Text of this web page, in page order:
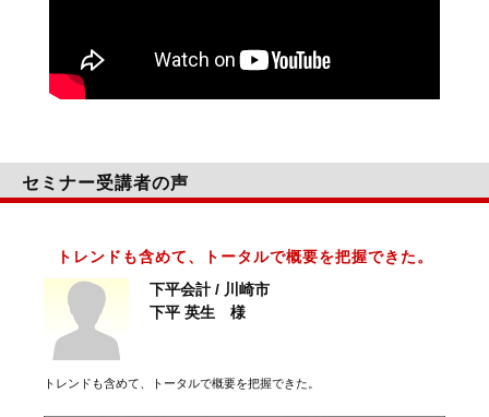
セミナー受講者の声
トレンドも含めて、トータルで概要を把握できた。
下平会計 / 川崎市
下平 英生 様
トレンドも含めて、トータルで概要を把握できた。